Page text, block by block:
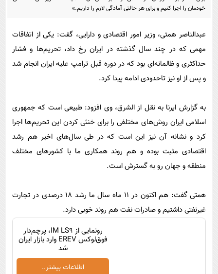
سرگرمی
گوناگون
محیط زیست
فرهنگی
اجتماعی
حیات وحش
پیامک
آشپزی
خودمان را اجرا کنیم و برای هر حالتی آمادگی لازم را داریم.»
عبدالناصر همتی، وزیر امور اقتصادی و دارایی، گفت: یکی از اتفاقات
مهمی که در چند سال گذشته در ایران رخ داد، تحریم‌ها و فشار
حداکثری و ظالمانه‌ای بود که در دوره قبل ترامپ علیه ایران انجام شد
و پس از او نیز تاحدودی ادامه پیدا کرد.
به گزارش ایرنا به نقل از الشرق، وی افزود: طبیعی است که جمهوری
اسلامی ایران روش‌های مختلفی را برای خنثی کردن این تحریم‌ها اجرا
کرد و نشانه آن نیز این است که در طی سال‌های اخیر هم رشد
اقتصادی مثبت بوده و هم روند همکاری ما با کشور‌های مختلف
منطقه و جهان رو به گسترش است.
همتی گفت: هم اکنون در ۱۱ ماه سال ما رشد ۱۸ درصدی در تجارت
غیرنفتی داشتیم و صادرات نفت هم روند خوبی دارد.
رونمایی از IM LS9، پرچم‌دار
فوق‌لوکس EREV وارد بازار ایران
شد
اطلاعات بیشتر..